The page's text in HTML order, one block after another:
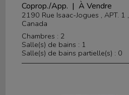
Coprop./App. | À Vendre
2190 Rue Isaac-Jogues , APT. 1
Canada
Chambres : 2
Salle(s) de bains : 1
Salle(s) de bains partielle(s) : 0